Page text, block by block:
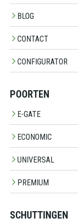
BLOG
CONTACT
CONFIGURATOR
POORTEN
E-GATE
ECONOMIC
UNIVERSAL
PREMIUM
SCHUTTINGEN